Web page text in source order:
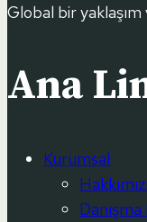
Global bir
Ana
Kurumsal